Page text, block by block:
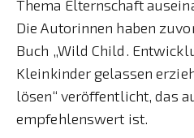
Thema Elternschaft
Die Autorinnen haben
Buch „Wild Child.
Kleinkinder gelassen
lösen“ veröffentlicht, das
empfehlenswert ist.